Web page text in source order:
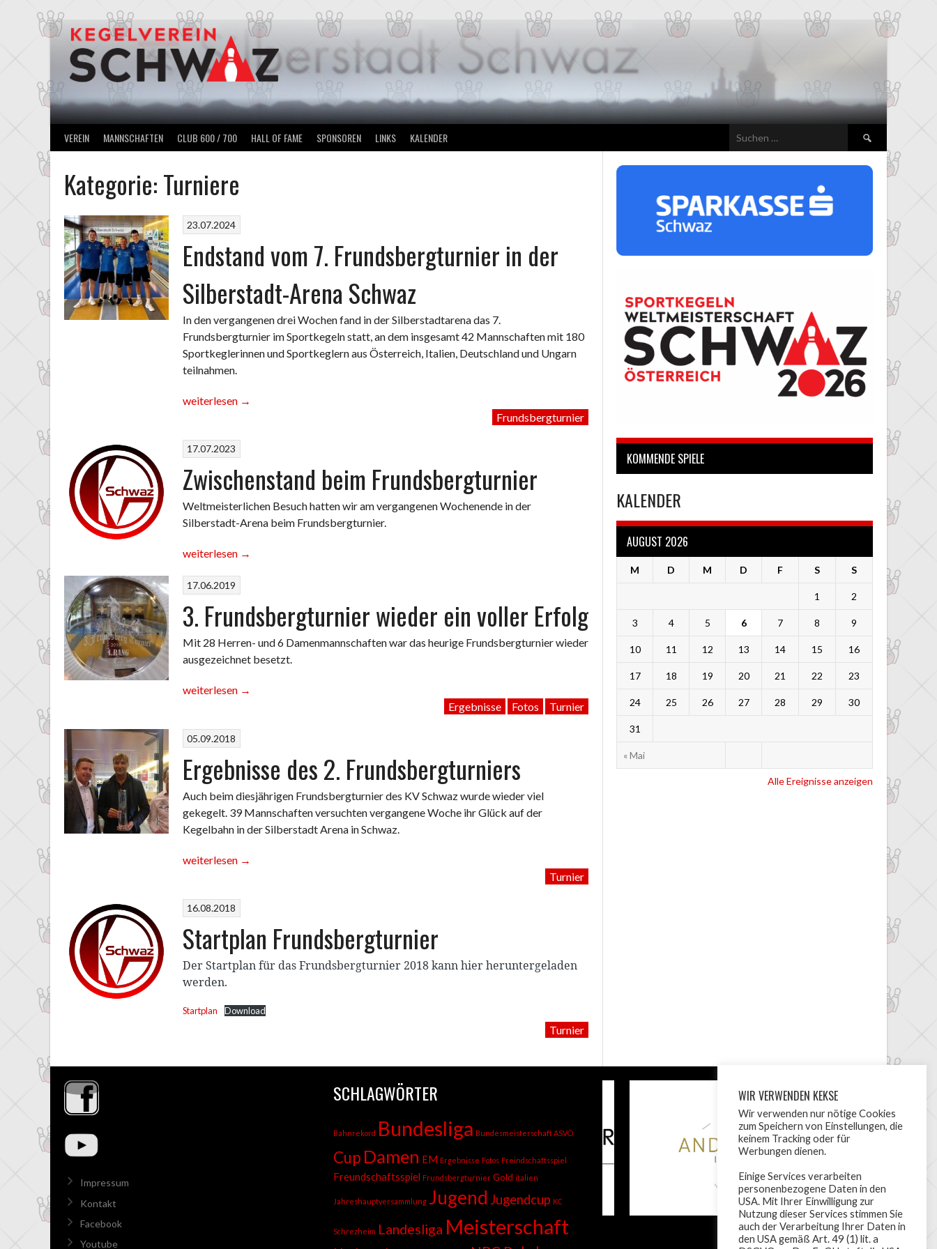
VEREIN MANNSCHAFTEN CLUB 600 / 700 HALL OF FAME SPONSOREN LINKS KALENDER
Suchen
nach:
Kategorie:Turniere
23.07.2024
Endstand vom 7. Frundsbergturnier in der
Silberstadt-Arena Schwaz
In den vergangenen drei Wochen fand in der Silberstadtarena das 7.
Frundsbergturnier im Sportkegeln statt, an dem insgesamt 42 Mannschaften mit 180
Sportkeglerinnen und Sportkeglern aus Österreich, Italien, Deutschland und Ungarn
teilnahmen.
„Endstand
Frundsbergturnier
der
Silberstadt-
Arena
weiterlesen →
Frundsbergturnier
17.07.2023
Zwischenstand beim Frundsbergturnier
Weltmeisterlichen Besuch hatten wir am vergangenen Wochenende in der
Silberstadt-Arena beim Frundsbergturnier.
„Zwischenstand
Frundsbergturnier“
weiterlesen →
17.06.2019
3. Frundsbergturnier wieder ein voller Erfolg
Mit 28 Herren- und 6 Damenmannschaften war das heurige Frundsbergturnier wieder
ausgezeichnet besetzt.
„3.
ein
Erfolg“
weiterlesen →
Ergebnisse
Fotos Turnier
05.09.2018
Ergebnisse des 2. Frundsbergturniers
Auch beim diesjährigen Frundsbergturnier des KV Schwaz wurde wieder viel
gekegelt. 39 Mannschaften versuchten vergangene Woche ihr Glück auf der
Kegelbahn in der Silberstadt Arena in Schwaz.
„Ergebnisse
Frundsbergturniers“
weiterlesen →
Turnier
16.08.2018
Startplan Frundsbergturnier
Der Startplan für das Frundsbergturnier 2018 kann hier heruntergeladen
werden.
Startplan Download
Turnier
KOMMENDE SPIELE
KALENDER
AUGUST 2026
M D M D F S S
« Mai
1 2
3 4 5 6 7 8 9
10 11 12 13 14 15 16
17 18 19 20 21 22 23
24 25 26 27 28 29 30
31
Alle Ereignisse anzeigen
Impressum
Kontakt
Facebook
Youtube
SCHLAGWÖRTER
Bahnrekord Bundesliga Bundesmeisterschaft ASVÖ
Cup Damen EM Ergebnisse Fotos Freindschaftsspiel
Freundschaftsspiel Frundsbergturnier Gold italien
Jahreshauptversammlung Jugend Jugendcup KC
Schrezheim Landesliga Meisterschaft
WIR VERWENDEN KEKSE
Wir verwenden nur nötige Cookies
zum Speichern von Einstellungen, die
keinem Tracking oder für
Werbungen dienen.
Einige Services verarbeiten
personenbezogene Daten in den
USA. Mit Ihrer Einwilligung zur
Nutzung dieser Services stimmen Sie
auch der Verarbeitung Ihrer Daten in
den USA gemäß Art. 49 (1) lit. a